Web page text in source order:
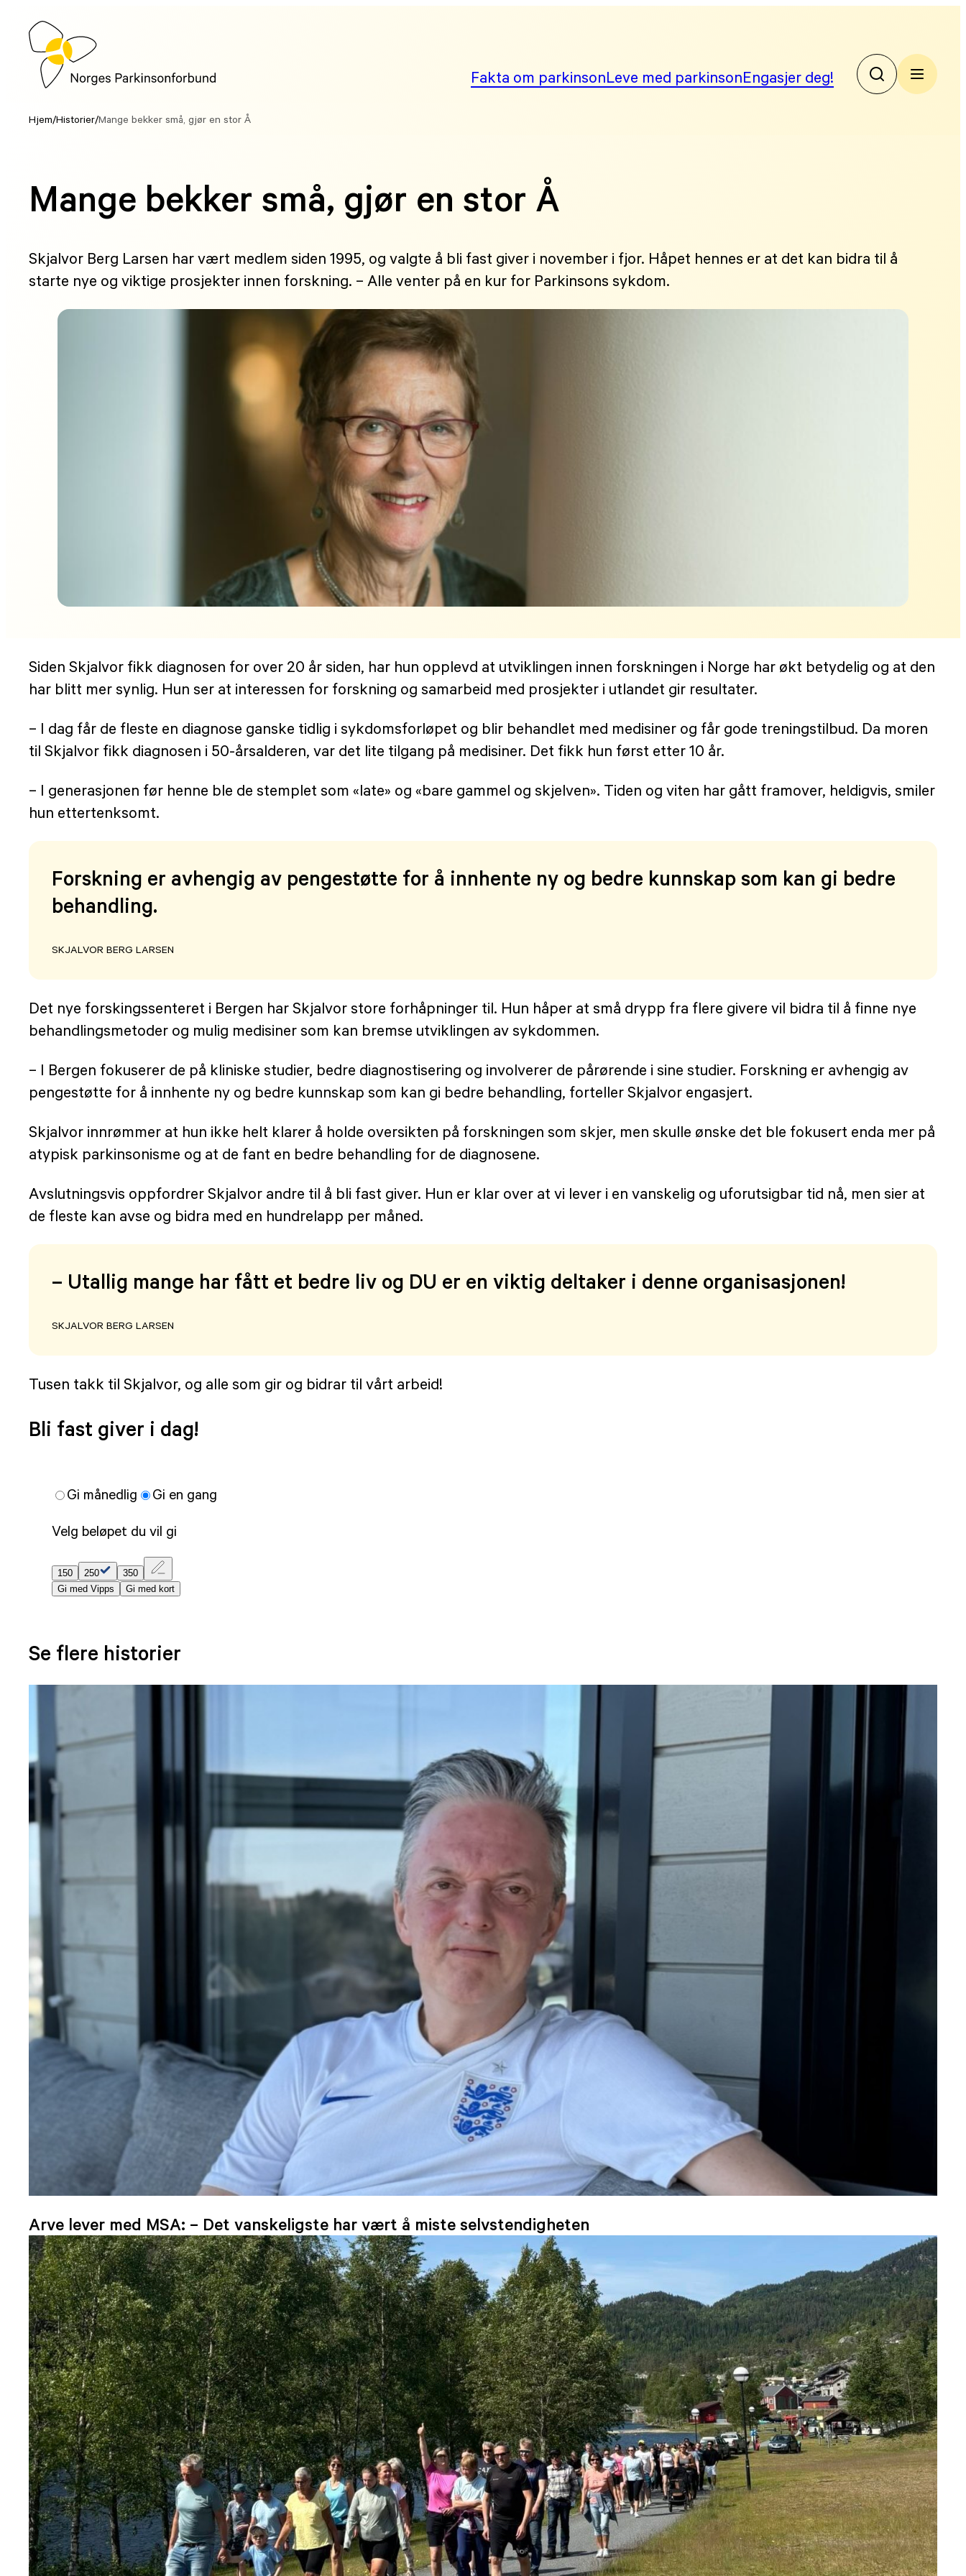
innhold
Fakta om parkinsonLeve med parkinsonEngasjer deg!
Hjem/Historier/Mange bekker små, gjør en stor Å
Mange bekker små, gjør en stor Å
Skjalvor Berg Larsen har vært medlem siden 1995, og valgte å bli fast giver i november i fjor. Håpet hennes er at det kan bidra til å
starte nye og viktige prosjekter innen forskning. – Alle venter på en kur for Parkinsons sykdom.
Siden Skjalvor fikk diagnosen for over 20 år siden, har hun opplevd at utviklingen innen forskningen i Norge har økt betydelig og at den
har blitt mer synlig. Hun ser at interessen for forskning og samarbeid med prosjekter i utlandet gir resultater.
– I dag får de fleste en diagnose ganske tidlig i sykdomsforløpet og blir behandlet med medisiner og får gode treningstilbud. Da moren
til Skjalvor fikk diagnosen i 50-årsalderen, var det lite tilgang på medisiner. Det fikk hun først etter 10 år.
– I generasjonen før henne ble de stemplet som «late» og «bare gammel og skjelven». Tiden og viten har gått framover, heldigvis, smiler
hun ettertenksomt.
Forskning er avhengig av pengestøtte for å innhente ny og bedre kunnskap som kan gi bedre
behandling.
SKJALVOR BERG LARSEN
Det nye forskingssenteret i Bergen har Skjalvor store forhåpninger til. Hun håper at små drypp fra flere givere vil bidra til å finne nye
behandlingsmetoder og mulig medisiner som kan bremse utviklingen av sykdommen.
– I Bergen fokuserer de på kliniske studier, bedre diagnostisering og involverer de pårørende i sine studier. Forskning er avhengig av
pengestøtte for å innhente ny og bedre kunnskap som kan gi bedre behandling, forteller Skjalvor engasjert.
Skjalvor innrømmer at hun ikke helt klarer å holde oversikten på forskningen som skjer, men skulle ønske det ble fokusert enda mer på
atypisk parkinsonisme og at de fant en bedre behandling for de diagnosene.
Avslutningsvis oppfordrer Skjalvor andre til å bli fast giver. Hun er klar over at vi lever i en vanskelig og uforutsigbar tid nå, men sier at
de fleste kan avse og bidra med en hundrelapp per måned.
– Utallig mange har fått et bedre liv og DU er en viktig deltaker i denne organisasjonen!
SKJALVOR BERG LARSEN
Tusen takk til Skjalvor, og alle som gir og bidrar til vårt arbeid!
Bli fast giver i dag!
Gi månedlig Gi en gang
Velg beløpet du vil gi
150 250
350
Gi med Vipps
Gi med kort
Se flere historier
Arve lever med MSA: – Det vanskeligste har vært å miste selvstendigheten